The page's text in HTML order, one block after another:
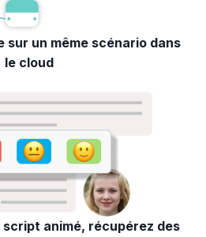
sur un même scénario dans
le cloud
animé, récupérez des